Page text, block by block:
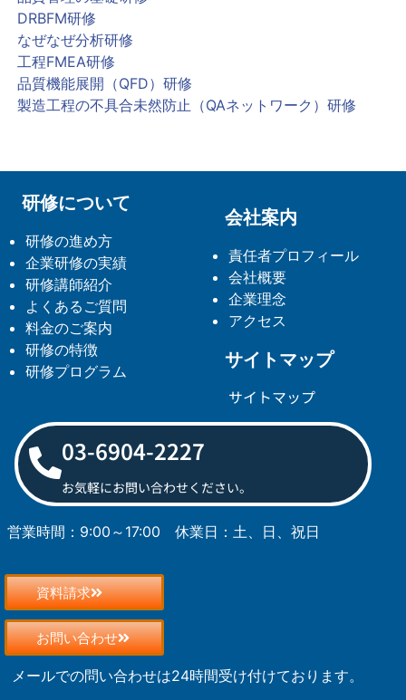
DRBFM研修
なぜなぜ分析研修
工程FMEA研修
品質機能展開（QFD）研修
製造工程の不具合未然防止（QAネットワーク）研修
研修について
研修の進め方
企業研修の実績
研修講師紹介
よくあるご質問
料金のご案内
研修の特徴
研修プログラム
会社案内
責任者プロフィール
会社概要
企業理念
アクセス
サイトマップ
サイトマップ
03-6904-2227
お気軽にお問い合わせください。
営業時間：9:00～17:00 休業日：土、日、祝日
資料請求
お問い合わせ
メールでの問い合わせは24時間受け付けております。